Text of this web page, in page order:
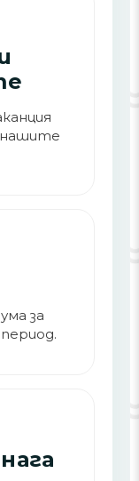
нашите
за